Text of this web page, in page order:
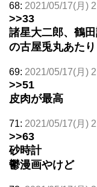
68: 2021/05/17(月)
>>33
諸星大二郎、鶴
の古屋兎丸あたり
69: 2021/05/17(月)
>>51
皮肉が最高
71: 2021/05/17(月)
>>63
砂時計
鬱漫画やけど